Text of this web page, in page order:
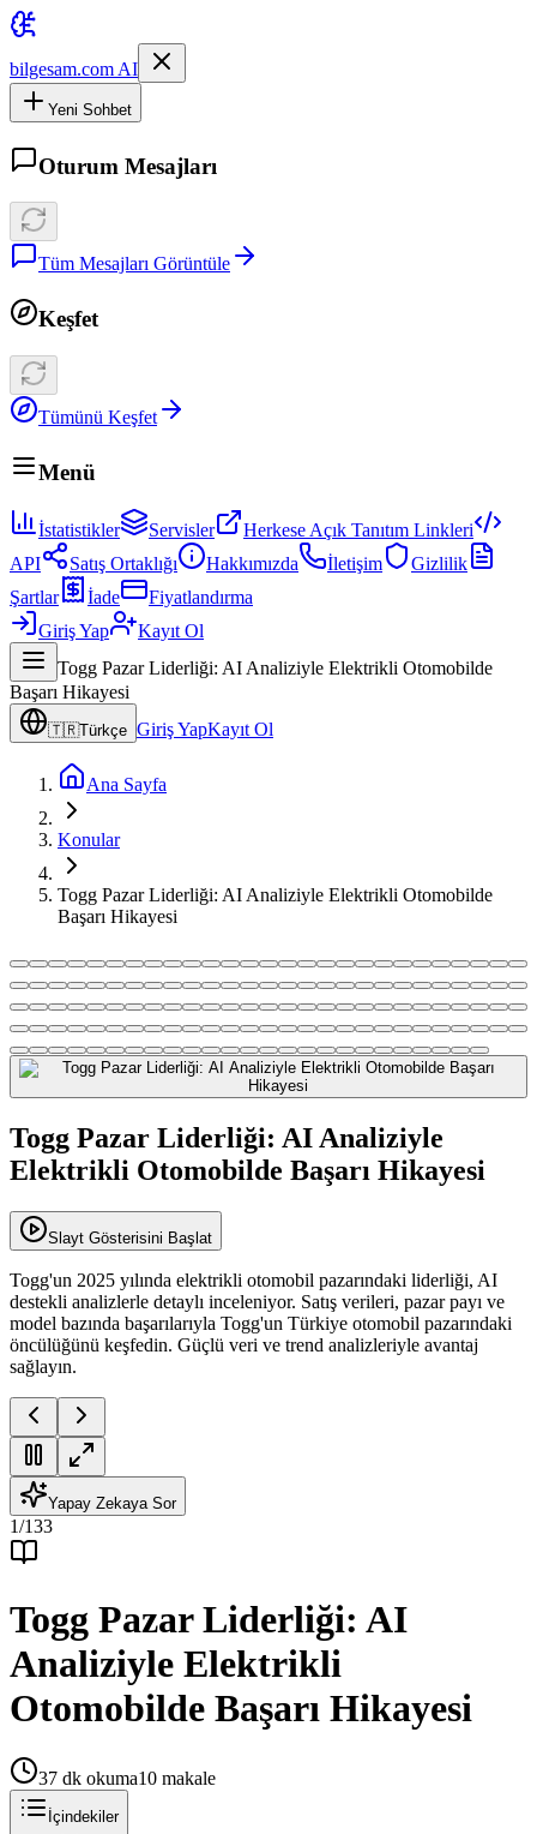
bilgesam.com AI
Yeni Sohbet
Oturum Mesajları
Tüm Mesajları Görüntüle
Keşfet
Tümünü Keşfet
Menü
İstatistikler Servisler
Herkese Açık Tanıtım Linkleri
API
Satış Ortaklığı Hakkımızda İletişim
Gizlilik
Şartlar
İade
Fiyatlandırma
Giriş Yap
Kayıt Ol
Togg Pazar Liderliği: AI Analiziyle Elektrikli Otomobilde
Başarı Hikayesi
🇹🇷Türkçe Giriş YapKayıt Ol
Ana Sayfa
Konular
Togg Pazar Liderliği: AI Analiziyle Elektrikli Otomobilde
Başarı Hikayesi
Togg Pazar Liderliği: AI Analiziyle
Elektrikli Otomobilde Başarı Hikayesi
Slayt Gösterisini Başlat
Togg'un 2025 yılında elektrikli otomobil pazarındaki liderliği, AI
destekli analizlerle detaylı inceleniyor. Satış verileri, pazar payı ve
model bazında başarılarıyla Togg'un Türkiye otomobil pazarındaki
öncülüğünü keşfedin. Güçlü veri ve trend analizleriyle avantaj
sağlayın.
Yapay Zekaya Sor
1/133
Togg Pazar Liderliği: AI
Analiziyle Elektrikli
Otomobilde Başarı Hikayesi
37 dk okuma10 makale
İçindekiler